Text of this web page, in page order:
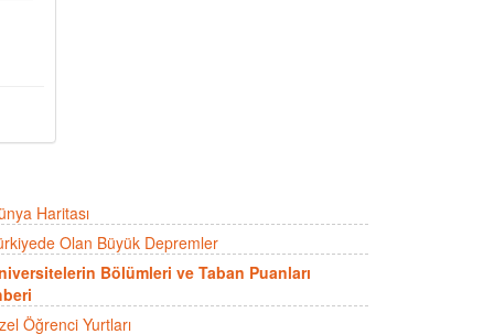
Haritası
Olan Büyük Depremler
Bölümleri ve Taban Puanları
Öğrenci Yurtları